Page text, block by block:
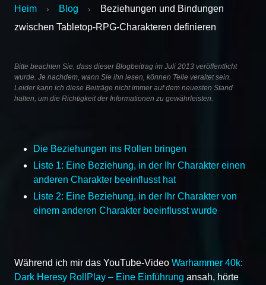
Heim › Blog ›
Beziehungen und Bindungen
zwischen Tabletop-RPG-Charakteren definieren
Bitte beachten Sie, dass dieser Blogbeitrag im Juli 2013 veröffentlicht
wurde. Je nachdem, wann Sie ihn lesen, können Teile veraltet sein.
Leider kann ich diese Beiträge nicht immer auf dem neuesten Stand
halten, um die Richtigkeit der Informationen zu gewährleisten.
Die Beziehungen ins Rollen bringen
Liste 1: Eine Beziehung, in der Ihr Charakter einen
anderen Charakter beeinflusst hat
Liste 2: Eine Beziehung, in der Ihr Charakter von
einem anderen Charakter beeinflusst wurde
Während ich mir das YouTube-Video Warhammer 40k:
Dark Heresy RollPlay – Eine Einführung ansah, hörte